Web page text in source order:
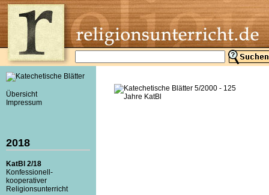
Übersicht
Impressum
2018
KatBl 2/18
Konfessionell-
kooperativer
Religionsunterricht